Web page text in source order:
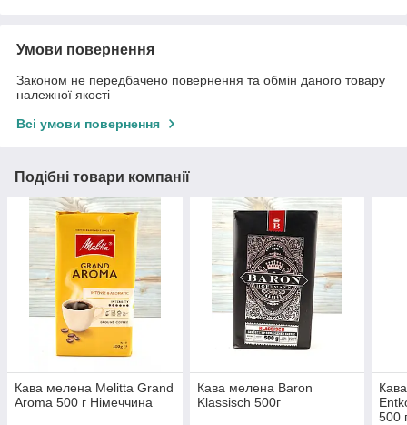
Умови повернення
Законом не передбачено повернення та обмін даного товару
належної якості
Всі умови повернення
Подібні товари компанії
Кава мелена Melitta Grand
Aroma 500 г Німеччина
Кава мелена Baron
Klassisch 500г
500